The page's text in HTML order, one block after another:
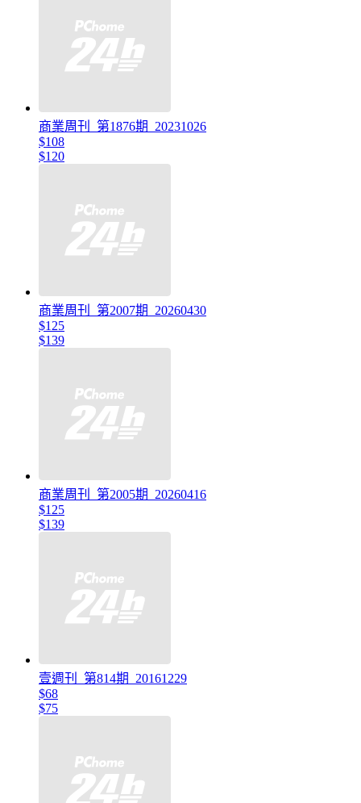
商業周刊_第1876期_20231026
$108
$120
商業周刊_第2007期_20260430
$125
$139
商業周刊_第2005期_20260416
$125
$139
壹週刊_第814期_20161229
$68
$75